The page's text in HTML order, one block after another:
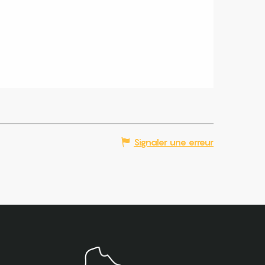
Signaler une erreur